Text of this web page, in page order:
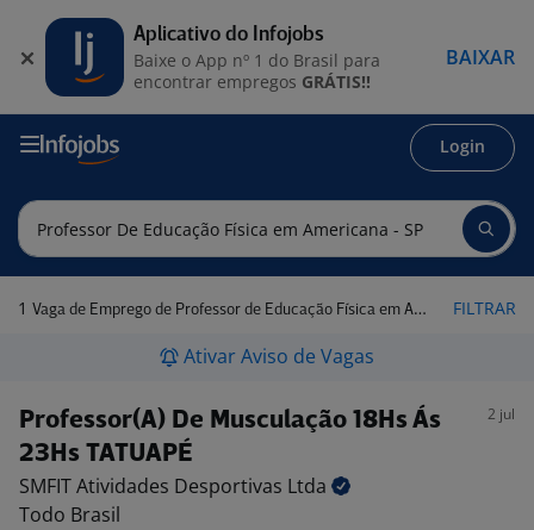
Login
1 Vaga de Emprego de Professor de Educação Física em Americana - SP FILTRAR
Ativar Aviso de Vagas
Professor(A) De Musculação 18Hs Ás
23Hs TATUAPÉ
2 jul
SMFIT Atividades Desportivas Ltda
Todo Brasil
Aplicativo do Infojobs
Baixe o App nº 1 do Brasil para
encontrar empregos GRÁTIS!!
BAIXAR